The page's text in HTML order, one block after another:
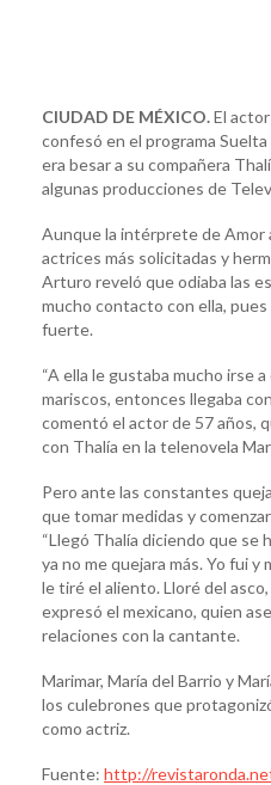
CIUDAD DE MÉXICO.El
confesó en el programa
era besar a su compañera
algunas producciones de
Aunque la intérprete de Amor
actrices más solicitadas y
Arturo reveló que odiaba las
mucho contacto con ella,
fuerte.
“A ella le gustaba mucho irse
mariscos, entonces llegaba
comentó el actor de 57 años,
con Thalía en la telenovela
Pero ante las constantes
que tomar medidas y
“Llegó Thalía diciendo que se
ya no me quejara más. Yo fui y
le tiré el aliento. Lloré del
expresó el mexicano, quien
relaciones con la cantante.
Marimar, María del Barrio y
los culebrones que
como actriz.
Fuente: http://